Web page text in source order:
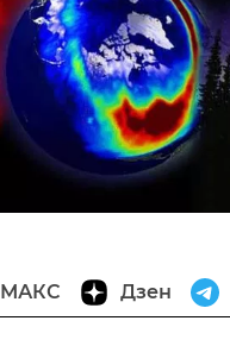
МАКС Дзен